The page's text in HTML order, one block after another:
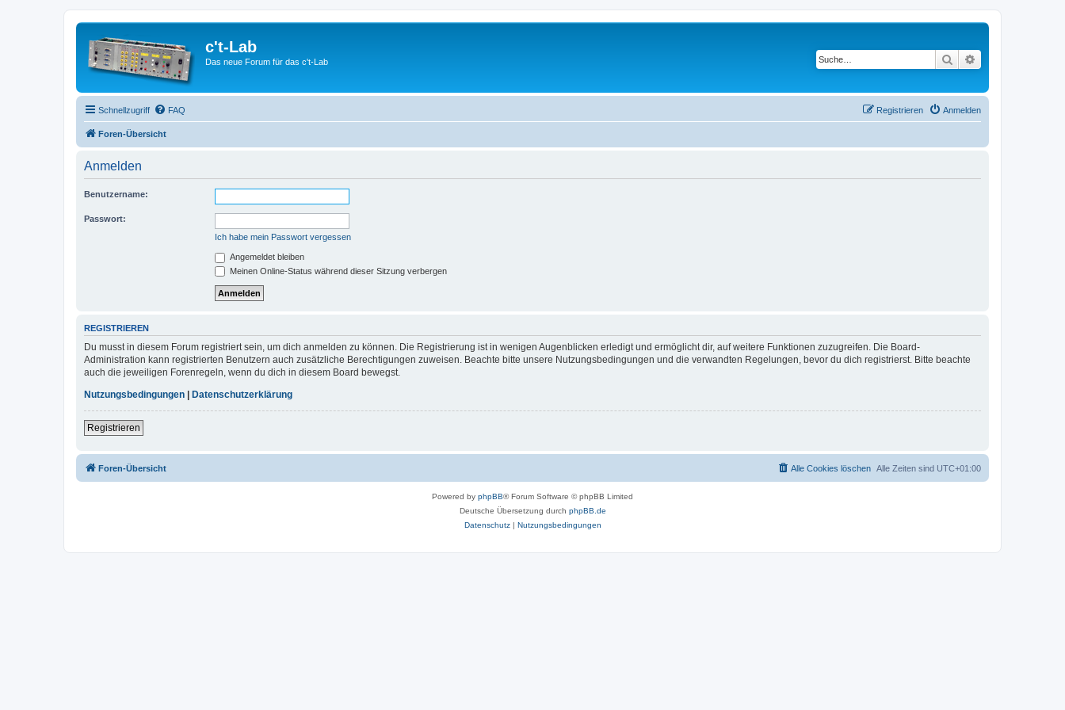
c't-Lab
Das neue Forum für das c't-Lab Suche
Schnellzugriff FAQ Anmelden
Registrieren
Foren-Übersicht
Anmelden
Benutzername:
Passwort:
Ich habe mein Passwort vergessen
Angemeldet bleiben
Meinen Online-Status während dieser Sitzung verbergen
REGISTRIEREN
Du musst in diesem Forum registriert sein, um dich anmelden zu können. Die Registrierung ist in wenigen Augenblicken erledigt und ermöglicht dir, auf weitere Funktionen zuzugreifen. Die Board-
Administration kann registrierten Benutzern auch zusätzliche Berechtigungen zuweisen. Beachte bitte unsere Nutzungsbedingungen und die verwandten Regelungen, bevor du dich registrierst. Bitte beachte
auch die jeweiligen Forenregeln, wenn du dich in diesem Board bewegst.
Nutzungsbedingungen | Datenschutzerklärung
Registrieren
Foren-Übersicht Alle Zeiten sind UTC+01:00
Alle Cookies löschen
Powered by phpBB® Forum Software © phpBB Limited
Deutsche Übersetzung durch phpBB.de
Datenschutz| Nutzungsbedingungen